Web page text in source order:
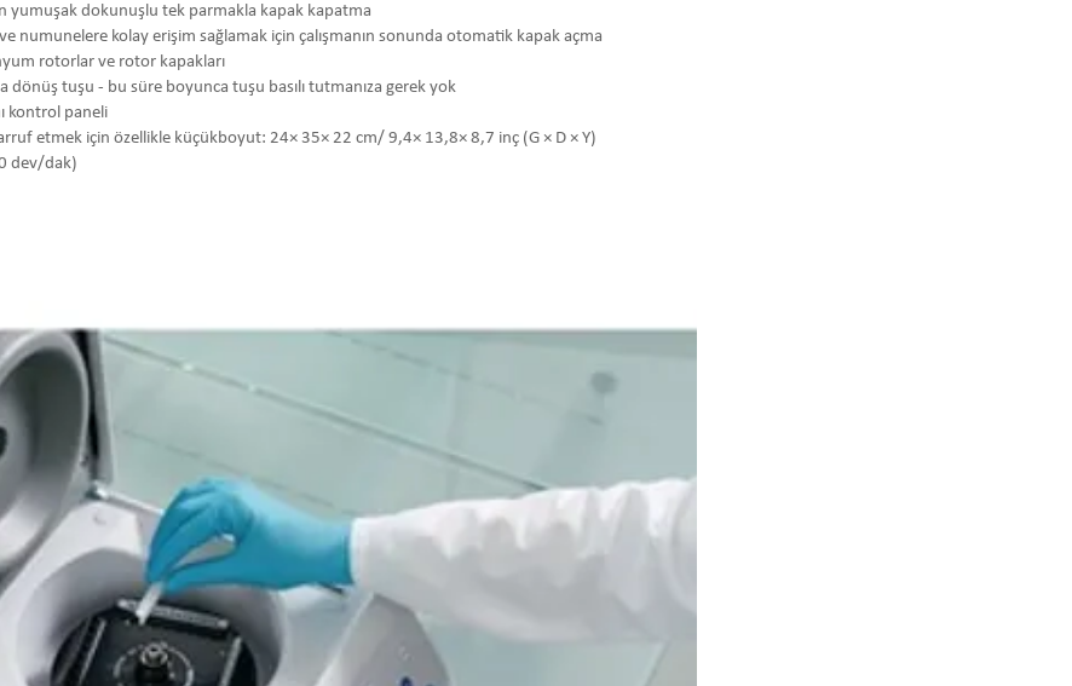
yumuşak dokunuşlu tek parmakla kapak kapatma
ve numunelere kolay erişim sağlamak için çalışmanın sonunda otomatik kapak açma
rotorlar ve rotor kapakları
dönüş tuşu - bu süre boyunca tuşu basılı tutmanıza gerek yok
kontrol paneli
etmek için özellikle küçükboyut: 24× 35× 22 cm/ 9,4× 13,8× 8,7 inç (G × D × Y)
dev/dak)